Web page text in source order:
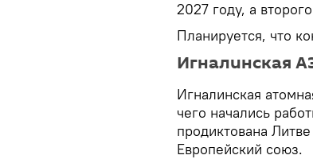
2027 году, а
Планируется, что
Игналинская
Игналинская
чего начались
продиктована
Европейский союз.